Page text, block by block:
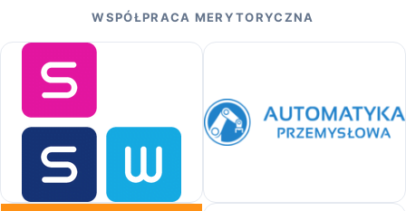
WSPÓŁPRACA MERYTORYCZNA